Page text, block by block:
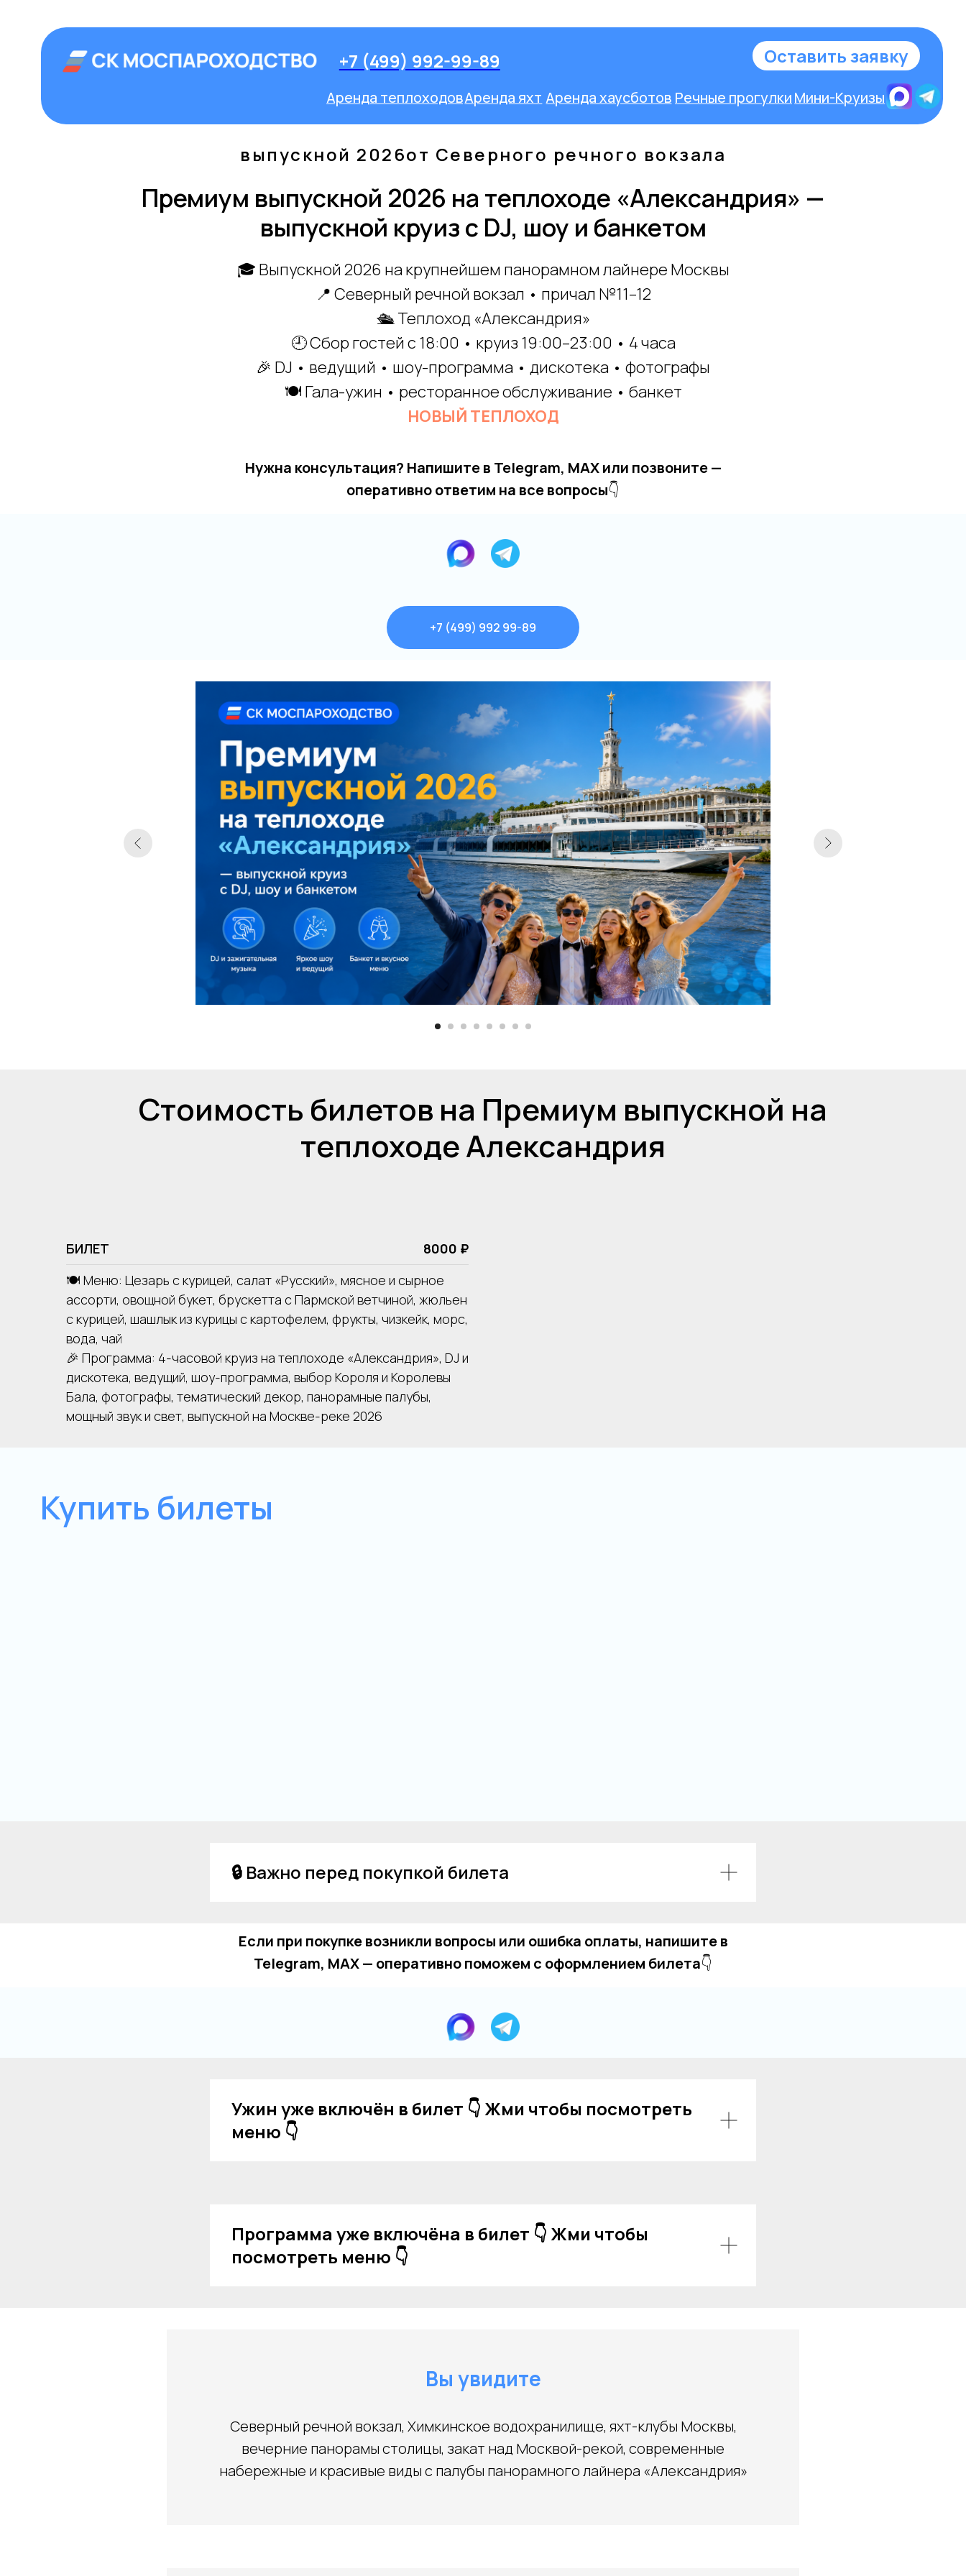
Аренда теплоходов Аренда яхтАренда хаусботовРечные прогулки
выпускной 2026от Северного речного вокзала
Премиум выпускной 2026 на теплоходе «Александрия» —
выпускной круиз с DJ, шоу и банкетом
🎓 Выпускной 2026 на крупнейшем панорамном лайнере Москвы
📍 Северный речной вокзал • причал №11–12
🛳 Теплоход «Александрия»
🕘 Сбор гостей с 18:00 • круиз 19:00–23:00 • 4 часа
🎉 DJ • ведущий • шоу-программа • дискотека • фотографы
🍽 Гала-ужин • ресторанное обслуживание • банкет
НОВЫЙ ТЕПЛОХОД
Нужна консультация? Напишите в Telegram, MAX или позвоните —
оперативно ответим на все вопросы👇
+7 (499) 992 99-89
Стоимость билетов на Премиум выпускной на
теплоходе Александрия
БИЛЕТ
8000 ₽
🍽 Меню: Цезарь с курицей, салат «Русский», мясное и сырное
ассорти, овощной букет, брускетта с Пармской ветчиной, жюльен
с курицей, шашлык из курицы с картофелем, фрукты, чизкейк, морс,
вода, чай
🎉 Программа: 4-часовой круиз на теплоходе «Александрия», DJ и
дискотека, ведущий, шоу-программа, выбор Короля и Королевы
Бала, фотографы, тематический декор, панорамные палубы,
мощный звук и свет, выпускной на Москве-реке 2026
🔒 Важно перед покупкой билета
Если при покупке возникли вопросы или ошибка оплаты, напишите в
Telegram, MAX — оперативно поможем с оформлением билета👇
Ужин уже включён в билет 👇 Жми чтобы посмотреть
меню 👇
Программа уже включёна в билет 👇 Жми чтобы
посмотреть меню 👇
Вы увидите
Северный речной вокзал, Химкинское водохранилище, яхт-клубы Москвы,
вечерние панорамы столицы, закат над Москвой-рекой, современные
набережные и красивые виды с палубы панорамного лайнера «Александрия»